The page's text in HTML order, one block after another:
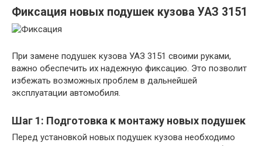
Фиксация новых подушек кузова УАЗ 3151
При замене подушек кузова УАЗ 3151 своими руками,
важно обеспечить их надежную фиксацию. Это позволит
избежать возможных проблем в дальнейшей
эксплуатации автомобиля.
Шаг 1: Подготовка к монтажу новых подушек
Перед установкой новых подушек кузова необходимо